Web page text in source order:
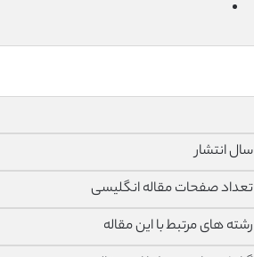
سال انتشار
تعداد صفحات مقاله انگلیسی
رشته های مرتبط با این مقاله